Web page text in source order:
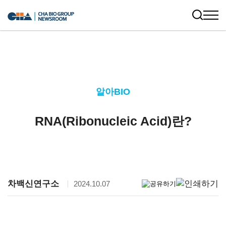
알아BIO
RNA(Ribonucleic Acid)란?
차백신연구소 2024.10.07